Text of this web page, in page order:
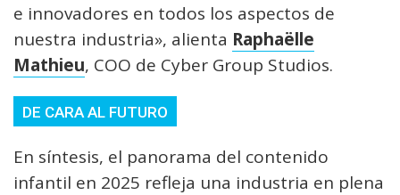
e innovadores en todos los aspectos de
nuestra industria», alienta Raphaëlle
Mathieu, COO de Cyber Group Studios.
DE CARA AL FUTURO
En síntesis, el panorama del contenido
infantil en 2025 refleja una industria en plena